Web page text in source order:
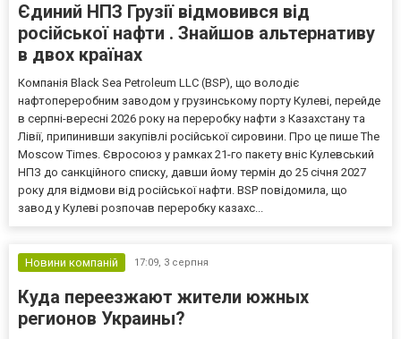
Єдиний НПЗ Грузії відмовився від
російської нафти . Знайшов альтернативу
в двох країнах
Компанія Black Sea Petroleum LLC (BSP), що володіє
нафтопереробним заводом у грузинському порту Кулеві, перейде
в серпні-вересні 2026 року на переробку нафти з Казахстану та
Лівії, припинивши закупівлі російської сировини. Про це пише The
Moscow Times. Євросоюз у рамках 21-го пакету вніс Кулевський
НПЗ до санкційного списку, давши йому термін до 25 січня 2027
року для відмови від російської нафти. BSP повідомила, що
завод у Кулеві розпочав переробку казахс...
Новини компаній 17:09, 3 серпня
Куда переезжают жители южных
регионов Украины?